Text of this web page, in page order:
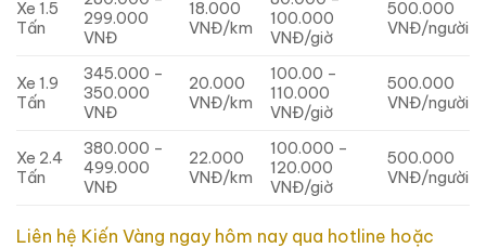
Xe 1.5
Tấn
299.000
VNĐ
18.000
VNĐ/km
100.000
VNĐ/giờ
500.000
VNĐ/người
Xe 1.9
Tấn
345.000 –
350.000
VNĐ
20.000
VNĐ/km
100.00 –
110.000
VNĐ/giờ
500.000
VNĐ/người
Xe 2.4
Tấn
380.000 –
499.000
VNĐ
22.000
VNĐ/km
100.000 –
120.000
VNĐ/giờ
500.000
VNĐ/người
Liên hệ Kiến Vàng ngay hôm nay qua hotline hoặc